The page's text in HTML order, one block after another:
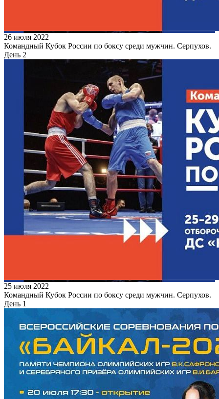
26 июля 2022
Командный Кубок России по боксу среди мужчин. Серпухов.
День 2
25 июля 2022
Командный Кубок России по боксу среди мужчин. Серпухов.
День 1